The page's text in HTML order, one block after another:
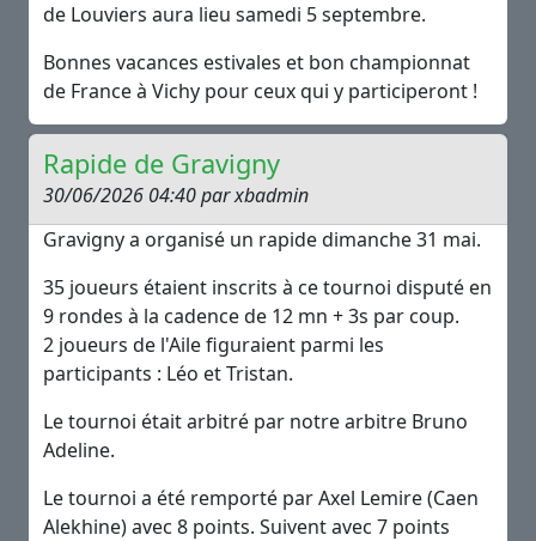
de Louviers aura lieu samedi 5 septembre.
Bonnes vacances estivales et bon championnat
de France à Vichy pour ceux qui y participeront !
Rapide de Gravigny
30/06/2026 04:40 par xbadmin
Gravigny a organisé un rapide dimanche 31 mai.
35 joueurs étaient inscrits à ce tournoi disputé en
9 rondes à la cadence de 12 mn + 3s par coup.
2 joueurs de l'Aile figuraient parmi les
participants : Léo et Tristan.
Le tournoi était arbitré par notre arbitre Bruno
Adeline.
Le tournoi a été remporté par Axel Lemire (Caen
Alekhine) avec 8 points. Suivent avec 7 points